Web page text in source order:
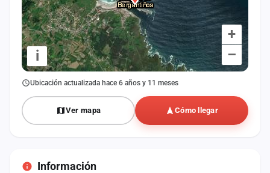
+
–
i
Ubicación actualizada hace 6 años y 11 meses
Ver mapa Cómo llegar
Información